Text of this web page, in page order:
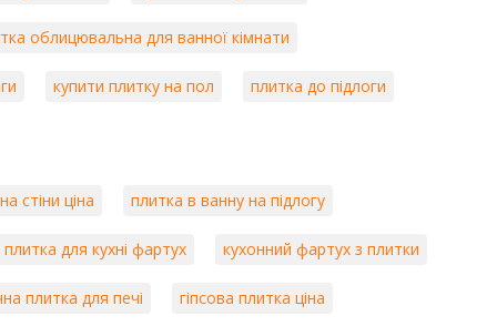
облицювальна для ванної кімнати
купити плитку на пол плитка до підлоги
стіни ціна плитка в ванну на підлогу
плитка для кухні фартух кухонний фартух з плитки
плитка для печі гіпсова плитка ціна